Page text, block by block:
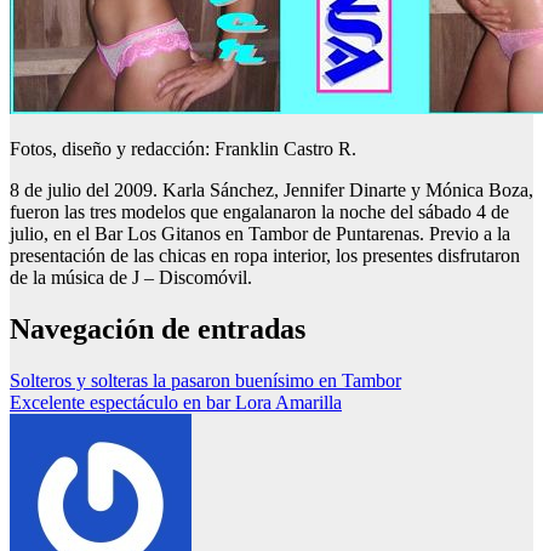
Fotos, diseño y redacción: Franklin Castro R.
8 de julio del 2009. Karla Sánchez, Jennifer Dinarte y Mónica Boza,
fueron las tres modelos que engalanaron la noche del sábado 4 de
julio, en el Bar Los Gitanos en Tambor de Puntarenas. Previo a la
presentación de las chicas en ropa interior, los presentes disfrutaron
de la música de J – Discomóvil.
Navegación de entradas
Solteros y solteras la pasaron buenísimo en Tambor
Excelente espectáculo en bar Lora Amarilla